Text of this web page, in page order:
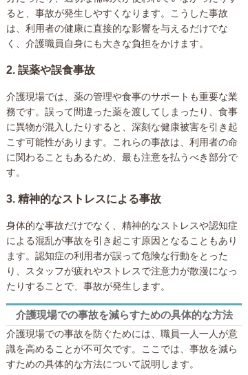
ると、事故が発生しやすくなります。こうした事故
は、利用者の健康に直接的な影響を与えるだけでな
く、介護職員自身にも大きな負担をかけます。
2. 誤薬や誤食事故
介護現場では、薬の管理や食事のサポートも重要な業
務です。誤って間違った薬を渡してしまったり、食事
に異物が混入したりすると、深刻な健康被害を引き起
こす可能性があります。これらの事故は、利用者の命
に関わることもあるため、最も注意を払うべき部分で
す。
3. 精神的なストレスによる事故
身体的な事故だけでなく、精神的なストレスや認知症
による混乱が事故を引き起こす原因となることもあり
ます。認知症の利用者が誤って危険な行動をとった
り、スタッフが疲れやストレスで注意力が散漫になっ
たりすることで、事故が発生します。
介護現場での事故を減らすための具体的な方法
介護現場での事故を防ぐためには、職員一人一人が意
識を高めることが不可欠です。ここでは、事故を減ら
すための具体的な方法について説明します。